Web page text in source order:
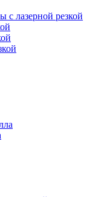
с лазерной резкой